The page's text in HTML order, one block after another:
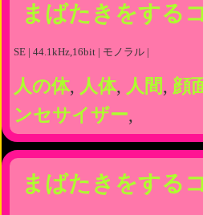
まばたきをする
SE | 44.1kHz,16bit | モノラル |
人の体, 人体, 人間, 顔
ンセサイザー,
まばたきをする